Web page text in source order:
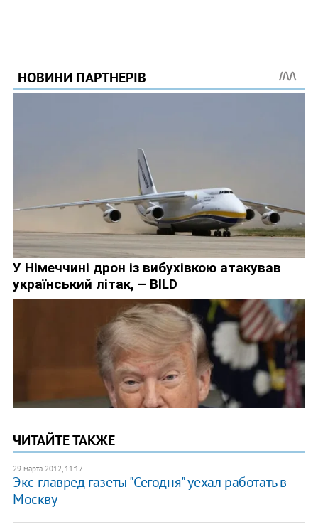
ЧИТАЙТЕ ТАКЖЕ
29 марта 2012, 11:17
Экс-главред газеты "Сегодня" уехал работать в
Москву